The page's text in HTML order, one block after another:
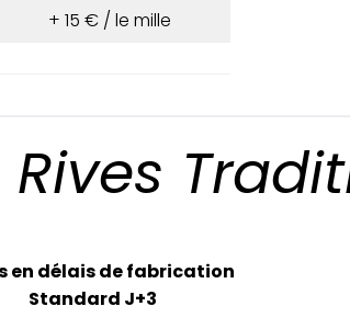
+ 15 € / le mille
en délais de fabrication
Standard J+3